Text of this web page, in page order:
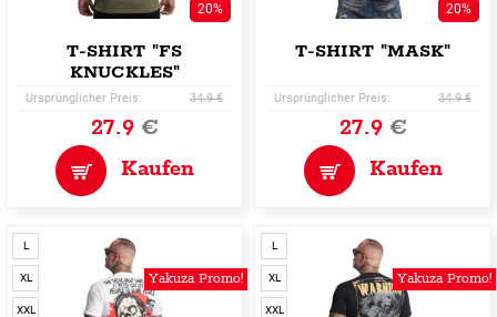
20%
T-SHIRT "FS
KNUCKLES"
Ursprünglicher Preis: 34.9 €
27.9€
Kaufen
20%
T-SHIRT "MASK"
Ursprünglicher Preis: 34.9 €
27.9€
Kaufen
Yakuza Promo!
L
XL
XXL
Yakuza Promo!
L
XL
XXL